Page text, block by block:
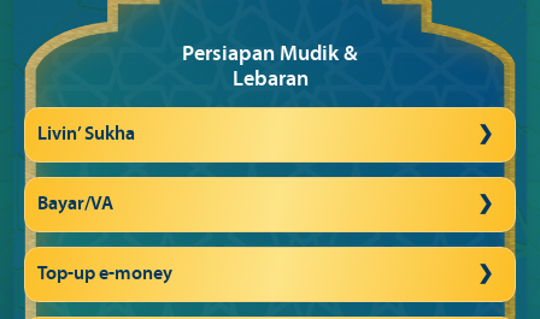
Persiapan Mudik &
Lebaran
Livin’ Sukha
Bayar/VA
Top-up e-money